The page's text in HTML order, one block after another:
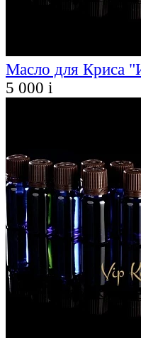
Масло для Криса
5 000 i